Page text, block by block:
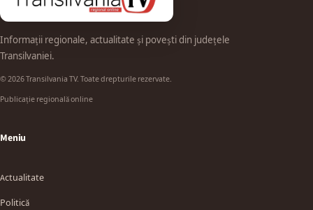
Informații regionale, actualitate și povești din județele
Transilvaniei.
© 2026 Transilvania TV. Toate drepturile rezervate.
Publicație regională online
Meniu
Actualitate
Politică